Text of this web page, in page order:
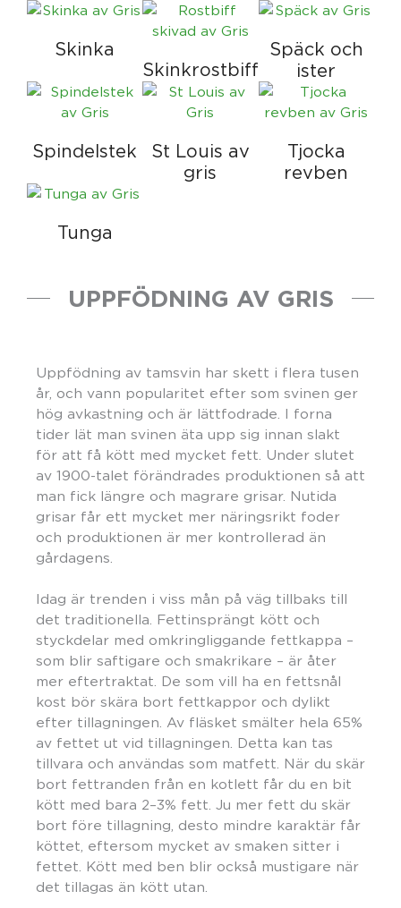
Skinka
Skinkrostbiff
Späck och
ister
Spindelstek
St Louis av
gris
Tjocka
revben
Tunga
UPPFÖDNING AV GRIS
Uppfödning av tamsvin har skett i flera tusen
år, och vann popularitet efter som svinen ger
hög avkastning och är lättfodrade. I forna
tider lät man svinen äta upp sig innan slakt
för att få kött med mycket fett. Under slutet
av 1900-talet förändrades produktionen så att
man fick längre och magrare grisar. Nutida
grisar får ett mycket mer näringsrikt foder
och produktionen är mer kontrollerad än
gårdagens.
Idag är trenden i viss mån på väg tillbaks till
det traditionella. Fettinsprängt kött och
styckdelar med omkringliggande fettkappa –
som blir saftigare och smakrikare – är åter
mer eftertraktat. De som vill ha en fettsnål
kost bör skära bort fettkappor och dylikt
efter tillagningen. Av fläsket smälter hela 65%
av fettet ut vid tillagningen. Detta kan tas
tillvara och användas som matfett. När du skär
bort fettranden från en kotlett får du en bit
kött med bara 2–3% fett. Ju mer fett du skär
bort före tillagning, desto mindre karaktär får
köttet, eftersom mycket av smaken sitter i
fettet. Kött med ben blir också mustigare när
det tillagas än kött utan.